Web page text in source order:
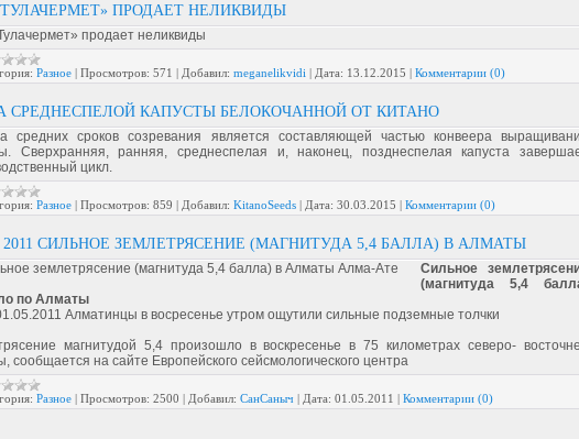
ПРОДАЕТ НЕЛИКВИДЫ
продает неликвиды
Разное | Просмотров: 571 | Добавил: meganelikvidi | Дата: 13.12.2015 | Комментарии (0)
СРЕДНЕСПЕЛОЙ КАПУСТЫ БЕЛОКОЧАННОЙ ОТ КИТАНО
средних сроков созревания является составляющей частью конвеера
Сверхранняя, ранняя, среднеспелая и, наконец, позднеспелая капуста
цикл.
Разное | Просмотров: 859 | Добавил: KitanoSeeds | Дата: 30.03.2015 | Комментарии (0)
СИЛЬНОЕ ЗЕМЛЕТРЯСЕНИЕ (МАГНИТУДА 5,4 БАЛЛА) В АЛМАТЫ
Сильное
(магнитуда 5,4
по Алматы
Алматинцы в восресенье утром ощутили сильные подземные толчки
магнитудой 5,4 произошло в воскресенье в 75 километрах северо-
сообщается на сайте Европейского сейсмологического центра
Разное | Просмотров: 2500 | Добавил: СанСаныч | Дата: 01.05.2011 | Комментарии (0)